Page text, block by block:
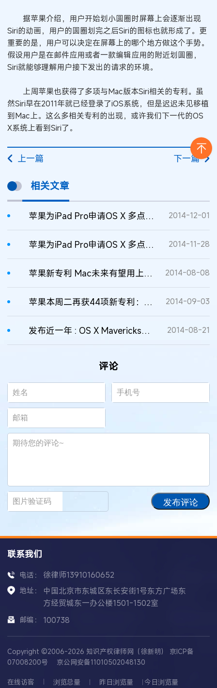
据苹果介绍，用户开始划小圆圈时屏幕上会逐渐出现
Siri的动画，用户的圆圈划完之后Siri的图标也就形成了。更
重要的是，用户可以决定在屏幕上的哪个地方做这个手势。
假设用户是在邮件应用或者一款编辑应用的附近划圆圈，
Siri就能够理解用户接下发出的请求的环境。
上周苹果也获得了多项与Mac版本Siri相关的专利。虽
然Siri早在2011年就已经登录了iOS系统，但是迟迟未见移植
到Mac上。这么多相关专利的出现，或许我们下一代的OS
X系统上看到Siri了。
上一篇 下一篇
相关文章
苹果为iPad Pro申请OS X 多点触控专利 2014-12-01
苹果为iPad Pro申请OS X 多点触控专利 2014-11-28
苹果新专利 Mac未来有望用上Siri语音助手 2014-08-08
苹果本周二再获44项新专利：“径向菜单”功能在列 2014-09-03
发布近一年 : OS X Mavericks成功注册商标 2014-08-21
评论
发布评论
联系我们
电话： 徐律师13910160652
地址：
中国北京市东城区东长安街1号东方广场东
方经贸城东一办公楼1501-1502室
邮编： 100738
Copyright ©2006-2026 知识产权律师网（徐新明） 京ICP备
07008200号
京公网安备11010502048130
在线访客 浏览总量 昨日浏览量 今日浏览量